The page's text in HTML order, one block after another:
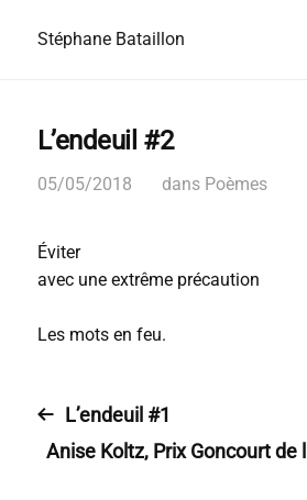
Stéphane Bataillon
L’endeuil #2
05/05/2018 dans Poèmes
Éviter
avec une extrême précaution
Les mots en feu.
L’endeuil #1
Anise Koltz, Prix Goncourt de